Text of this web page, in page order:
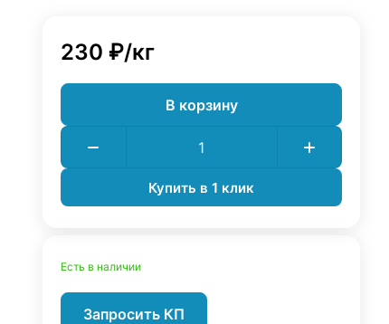
230 ₽/кг
В корзину
Купить в 1 клик
Есть в наличии
Запросить КП